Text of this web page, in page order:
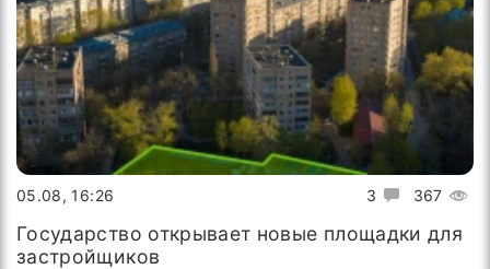
3 367
05.08, 16:26
Государство открывает новые площадки для
застройщиков